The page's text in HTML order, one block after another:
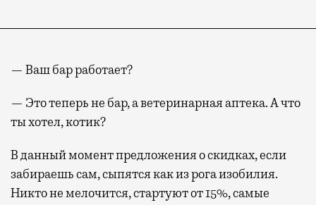
— Ваш бар работает?
— Это теперь не бар, а ветеринарная аптека. А что
ты хотел, котик?
В данный момент предложения о скидках, если
забираешь сам, сыпятся как из рога изобилия.
Никто не мелочится, стартуют от 15%, самые